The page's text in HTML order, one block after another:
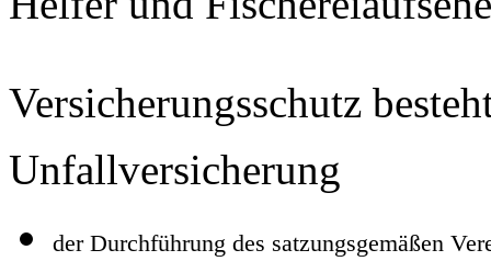
Versicherungsschutz
Unfallversicherung
der Durchführung des satzungsgemäßen